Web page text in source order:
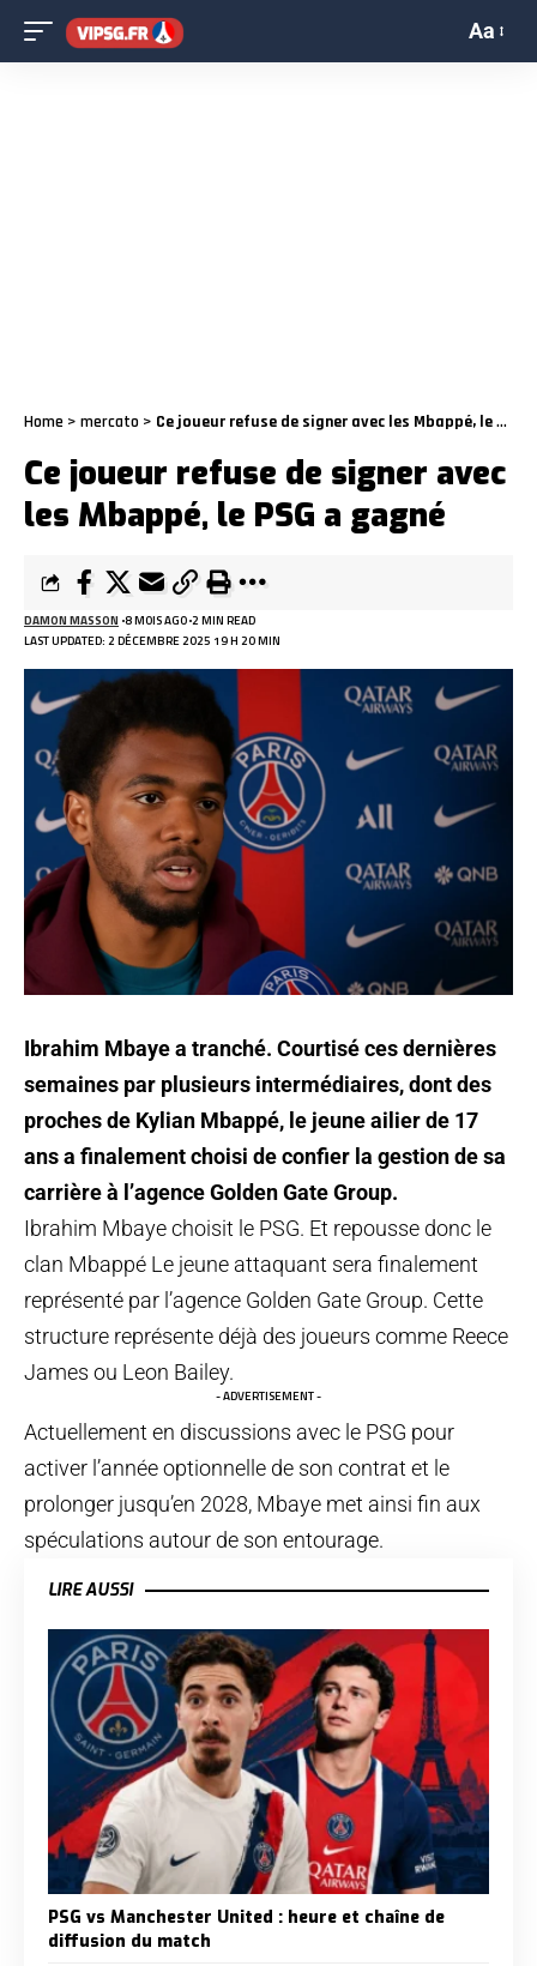
Aa
Home > mercato > Ce joueur refuse de signer avec les Mbappé, le PSG a gagné
Ce joueur refuse de signer avec
les Mbappé, le PSG a gagné
LAST UPDATED: 2 DÉCEMBRE 2025 19 H 20 MIN
DAMON MASSON 8 MOIS AGO 2 MIN READ
Ibrahim Mbaye a tranché. Courtisé ces dernières
semaines par plusieurs intermédiaires, dont des
proches de Kylian Mbappé, le jeune ailier de 17
ans a finalement choisi de confier la gestion de sa
carrière à l’agence Golden Gate Group.
Ibrahim Mbaye choisit le PSG. Et repousse donc le
clan Mbappé Le jeune attaquant sera finalement
représenté par l’agence Golden Gate Group. Cette
structure représente déjà des joueurs comme Reece
James ou Leon Bailey.
- ADVERTISEMENT -
Actuellement en discussions avec le PSG pour
activer l’année optionnelle de son contrat et le
prolonger jusqu’en 2028, Mbaye met ainsi fin aux
spéculations autour de son entourage.
LIRE AUSSI
PSG vs Manchester United : heure et chaîne de
diffusion du match